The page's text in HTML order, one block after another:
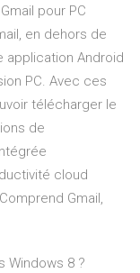
pour PC
en dehors de
Android
PC. Avec ces
télécharger le
de
cloud
Gmail,
Windows 8 ?